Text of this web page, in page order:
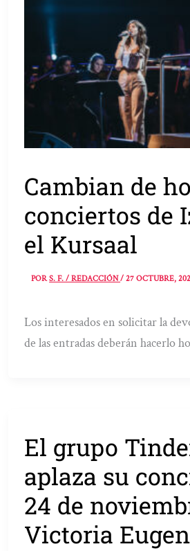
Cambian de
conciertos de
el Kursaal
PORS. F. / REDACCIÓN/27 OCTUBRE,
Los interesados en solicitar la
de las entradas deberán hacerlo
El grupo
aplaza su
24 de
Victoria